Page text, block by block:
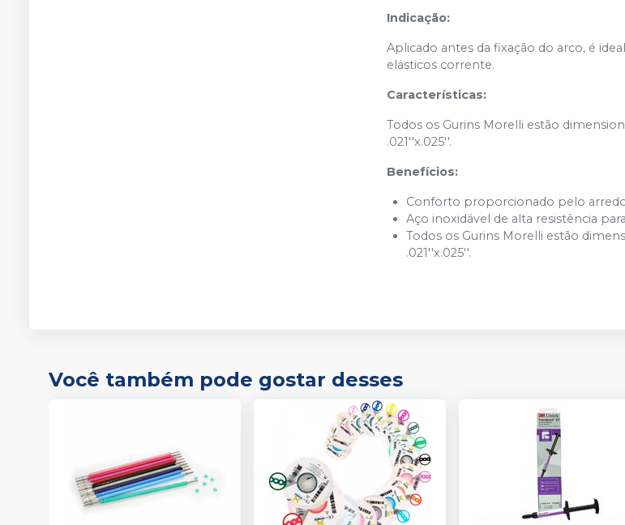
Indicação:
Aplicado antes da fixação do arco, é
elásticos corrente.
Características:
Todos os Gurins Morelli estão
.021''x.025''.
Benefícios:
Conforto proporcionado pelo
Aço inoxidável de alta resistência
Todos os Gurins Morelli estão
.021''x.025''.
Você também pode gostar desses